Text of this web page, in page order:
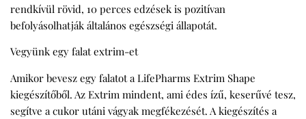
rendkívül rövid, 10 perces edzések is pozitívan
befolyásolhatják általános egészségi állapotát.
Vegyünk egy falat extrim-et
Amikor bevesz egy falatot a LifePharms Extrim Shape
kiegészítőből. Az Extrim mindent, ami édes ízű, keserűvé tesz,
segítve a cukor utáni vágyak megfékezését. A kiegészítés a